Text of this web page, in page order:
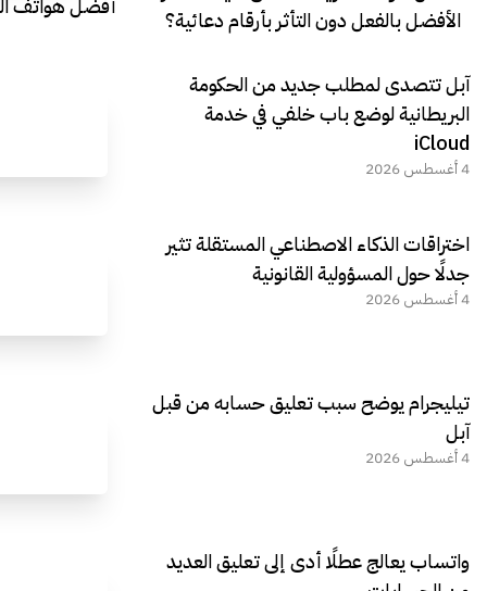
الأفضل بالفعل دون التأثر بأرقام دعائية؟
أفضل هواتف
آبل تتصدى لمطلب جديد من الحكومة
البريطانية لوضع باب خلفي في خدمة
iCloud
4 أغسطس 2026
اختراقات الذكاء الاصطناعي المستقلة تثير
جدلًا حول المسؤولية القانونية
4 أغسطس 2026
تيليجرام يوضح سبب تعليق حسابه من قبل
آبل
4 أغسطس 2026
واتساب يعالج عطلًا أدى إلى تعليق العديد